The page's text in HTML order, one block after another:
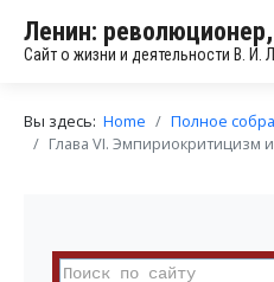
Ленин:
Сайт о жизни и деятельности В. И.
Вы здесь: Home Полное
Глава VI. Эмпириокритицизм